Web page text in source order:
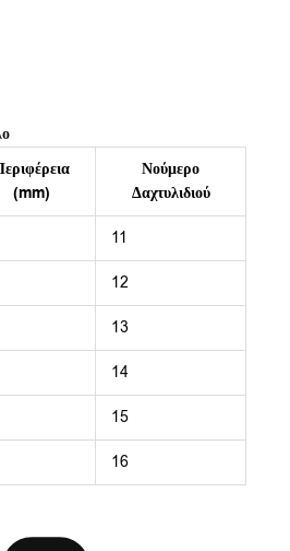
(mm)
Νούμερο
Δαχτυλιδιού
11
12
13
14
15
16